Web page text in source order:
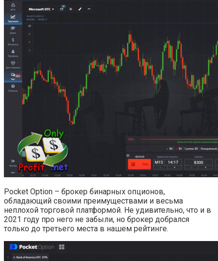
Pocket Option – брокер бинарных опционов,
обладающий своими преимуществами и весьма
неплохой торговой платформой. Не удивительно, что и в
2021 году про него не забыли, но брокер добрался
только до третьего места в нашем рейтинге.